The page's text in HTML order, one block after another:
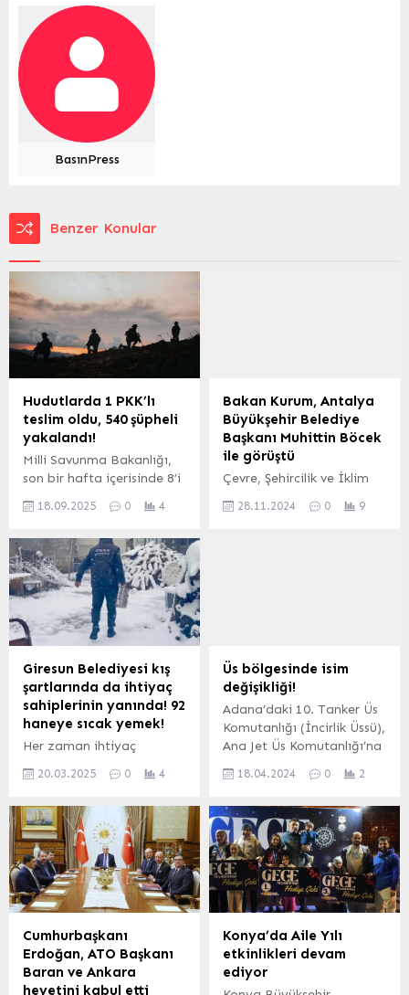
BasınPress
Benzer Konular
Hudutlarda 1 PKK’lı
teslim oldu, 540 şüpheli
yakalandı!
Milli Savunma Bakanlığı,
son bir hafta içerisinde 8’i
olmak üzere 540 şahsın
duyururken, 1 Ocak’tan
bugüne kadar yasa dışı
yollarla geçmeye çalışırken
yakalananların sayısının
ise 6 bin 677’ye ulaştığını
kaydetti. ANKARA (İGFA)
– Milli Savunma Bakanlığı,
haftalık basın
bilgilendirme
toplantısında, Türk Silahlı
Kuvvetleri’nin (TSK)
terörle...
18.09.2025 0 4
Bakan Kurum, Antalya
Büyükşehir Belediye
Başkanı Muhittin Böcek
ile görüştü
Çevre, Şehircilik ve İklim
Kurum, Antalya Büyükşehir
Kurum, Antalya Büyükşehir
Belediye Başkanı
Muhittin...
28.11.2024 0 9
Giresun Belediyesi kış
şartlarında da ihtiyaç
sahiplerinin yanında! 92
haneye sıcak yemek!
Her zaman ihtiyaç
Giresun Belediyesi sosyal
yemek yapamayacak
durumda olan yaşlı,
engelli, bakıma muhtaç ve
hasta vatandaşlara sıcak
yemek dağıtarak onların
zorlu kış şartlarında da
daha rahat bir yaşam
sürmelerini amaçlıyor.
20.03.2025 0 4
Üs bölgesinde isim
değişikliği!
Adana’daki 10. Tanker Üs
Komutanlığı (İncirlik Üssü),
Ana Jet Üs Komutanlığı’na
(İGFA) – İncirlik/Adana’da
Komutanlığının ismi Hava
Kuvvetlerimizin ihtiyaçları
doğrultusunda “10’uncu
Ana Jet Üs Komutanlığı”
olarak değiştirildi. Milli
Savunma Bakanlığı (MSB),
kararın Hava Kuvvetleri’nin
ihtiyacı doğrultusunda
alındığını duyurdu.
Bakanlığın Haftalık Basın
18.04.2024 0 2
Cumhurbaşkanı
Erdoğan, ATO Başkanı
Baran ve Ankara
heyetini kabul etti
Konya’da Aile Yılı
etkinlikleri devam
ediyor